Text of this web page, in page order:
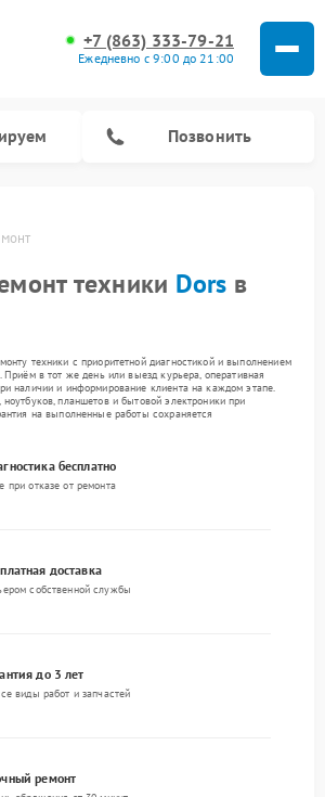
+7 (863) 333-79-21
Ежедневно с 9:00 до 21:00
Позвонить
техники Dors в
техники с приоритетной диагностикой и выполнением
Приём в тот же день или выезд курьера, оперативная
наличии и информирование клиента на каждом этапе.
планшетов и бытовой электроники при
на выполненные работы сохраняется
бесплатно
при отказе от ремонта
доставка
собственной службы
до 3 лет
виды работ и запчастей
ремонт